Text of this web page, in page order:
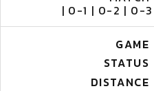
| 0-1 | 0-2 | 0-
GAME
STATUS
DISTANCE